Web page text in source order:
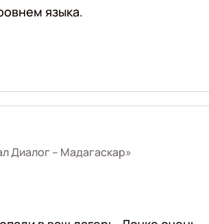
языка.
Диалог – Мадагаскар»